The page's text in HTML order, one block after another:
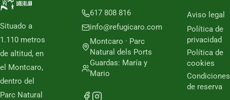
Situado a
1.110 metros
de altitud, en
el Montcaro,
dentro del
Parc Natural
617 808 816
info@refugicaro.com
Montcaro · Parc
Natural dels Ports
Guardas: María y
Mario
Aviso legal
Política de
privacidad
Política de
cookies
Condiciones
de reserva